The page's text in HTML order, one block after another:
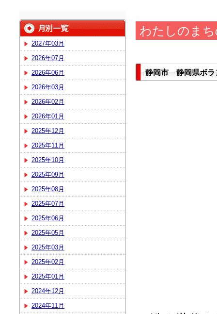
2027年03月
2026年07月
2026年06月
2026年03月
2026年02月
2026年01月
2025年12月
2025年11月
2025年10月
2025年09月
2025年08月
2025年07月
2025年06月
2025年05月
2025年03月
2025年02月
2025年01月
2024年12月
2024年11月
わたしのま
静岡市 静岡県ボラ